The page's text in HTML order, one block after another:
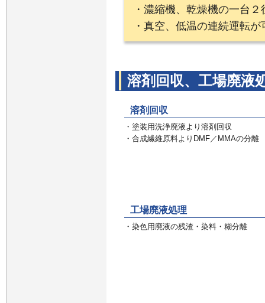
・濃縮機、乾燥機の一台２
・真空、低温の連続運転が
溶剤回収、工場廃液
溶剤回収
・塗装用洗浄廃液より溶剤回収
・合成繊維原料よりDMF／MMAの分離
工場廃液処理
・染色用廃液の残渣・染料・糊分離